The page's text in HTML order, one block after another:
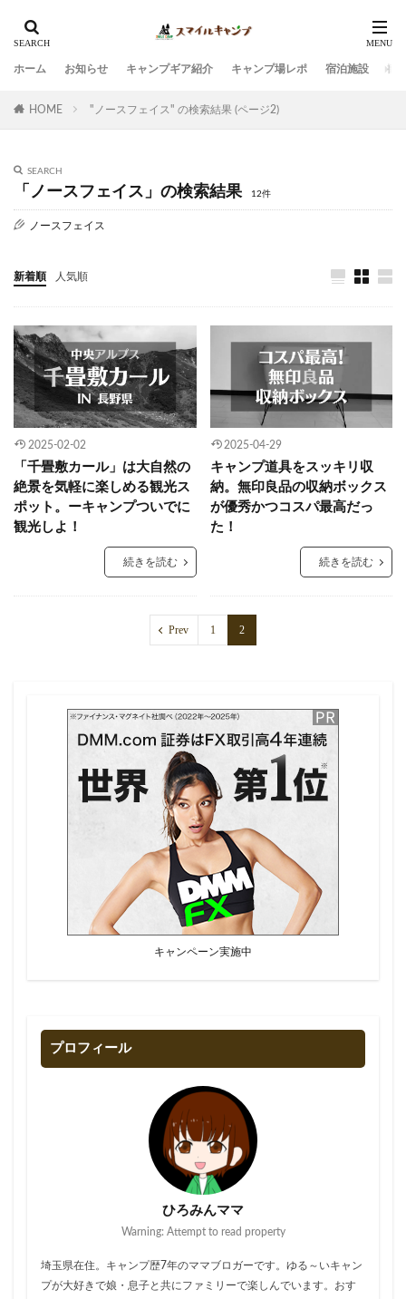
ホーム お知らせ キャンプギア紹介 キャンプ場レポ 宿泊施設 観
HOME "ノースフェイス" の検索結果 (ページ2)
SEARCH
「ノースフェイス」の検索結果 12件
ノースフェイス
新着順 人気順
2025-02-02
「千畳敷カール」は大自然の
絶景を気軽に楽しめる観光ス
ポット。ーキャンプついでに
観光しよ！
続きを読む
2025-04-29
キャンプ道具をスッキリ収
納。無印良品の収納ボックス
が優秀かつコスパ最高だっ
た！
続きを読む
Prev 1 2
キャンペーン実施中
プロフィール
ひろみんママ
Warning: Attempt to read property
埼玉県在住。キャンプ歴7年のママブロガーです。ゆる～いキャン
プが大好きで娘・息子と共にファミリーで楽しんでいます。おす